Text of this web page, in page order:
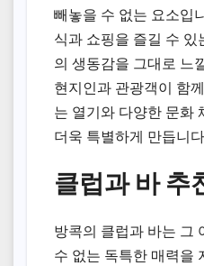
빼놓을 수 없는 요소입
식과 쇼핑을 즐길 수
의 생동감을 그대로 느
현지인과 관광객이 함
는 열기와 다양한 문화
더욱 특별하게 만듭니
클럽과 바 추
방콕의 클럽과 바는 그
수 없는 독특한 매력을